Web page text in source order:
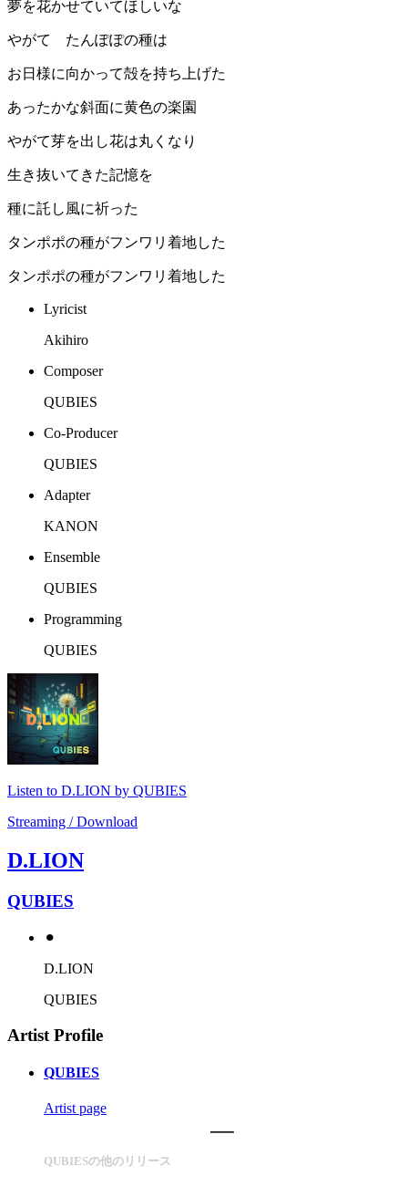
夢を花かせていてほしいな
やがて たんぽぽの種は
お日様に向かって殻を持ち上げた
あったかな斜面に黄色の楽園
やがて芽を出し花は丸くなり
生き抜いてきた記憶を
種に託し風に祈った
タンポポの種がフンワリ着地した
タンポポの種がフンワリ着地した
Lyricist
Akihiro
Composer
QUBIES
Co-Producer
QUBIES
Adapter
KANON
Ensemble
QUBIES
Programming
QUBIES
Listen to D.LION by QUBIES
Streaming / Download
D.LION
QUBIES
⚫︎
D.LION
QUBIES
Artist Profile
QUBIES
Artist page
QUBIESの他のリリース